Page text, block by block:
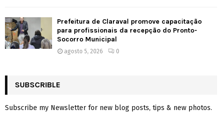
Prefeitura de Claraval promove capacitação
para profissionais da recepção do Pronto-
Socorro Municipal
agosto 5, 2026 0
SUBSCRIBLE
Subscribe my Newsletter for new blog posts, tips & new photos.